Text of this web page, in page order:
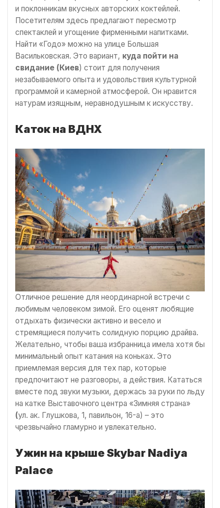
и поклонникам вкусных авторских коктейлей.
Посетителям здесь предлагают пересмотр
спектаклей и угощение фирменными напитками.
Найти «Годо» можно на улице Большая
Васильковская. Это вариант, куда пойти на
свидание (Киев) стоит для получения
незабываемого опыта и удовольствия культурной
программой и камерной атмосферой. Он нравится
натурам изящным, неравнодушным к искусству.
Каток на ВДНХ
Отличное решение для неординарной встречи с
любимым человеком зимой. Его оценят любящие
отдыхать физически активно и весело и
стремящиеся получить солидную порцию драйва.
Желательно, чтобы ваша избранница имела хотя бы
минимальный опыт катания на коньках. Это
приемлемая версия для тех пар, которые
предпочитают не разговоры, а действия. Кататься
вместе под звуки музыки, держась за руки по льду
на катке Выставочного центра «Зимняя страна»
(ул. ак. Глушкова, 1, павильон, 16-а) – это
чрезвычайно гламурно и увлекательно.
Ужин на крыше Skybar Nadiya
Palace